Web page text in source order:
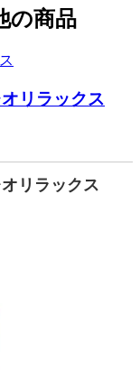
の商品
リラックス
リラックス